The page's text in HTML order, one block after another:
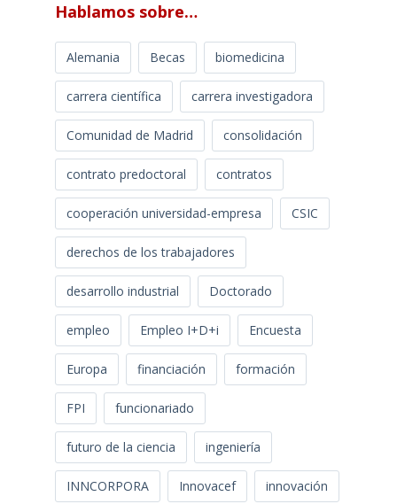
Hablamos sobre…
Alemania Becas biomedicina
carrera científica carrera investigadora
Comunidad de Madrid consolidación
contrato predoctoral contratos
cooperación universidad-empresa CSIC
derechos de los trabajadores
desarrollo industrial Doctorado
empleo Empleo I+D+i Encuesta
Europa financiación formación
FPI funcionariado
futuro de la ciencia ingeniería
INNCORPORA Innovacef innovación